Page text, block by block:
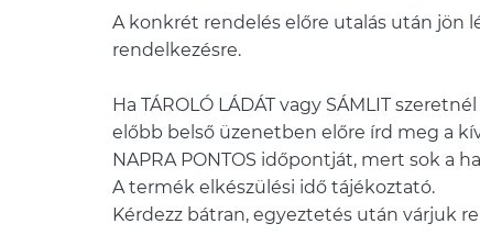
A konkrét rendelés előre utalás után jön
rendelkezésre.
Ha TÁROLÓ LÁDÁT vagy SÁMLIT
előbb belső üzenetben előre írd meg a
NAPRA PONTOS időpontját, mert sok a
A termék elkészülési idő tájékoztató.
Kérdezz bátran, egyeztetés után várjuk